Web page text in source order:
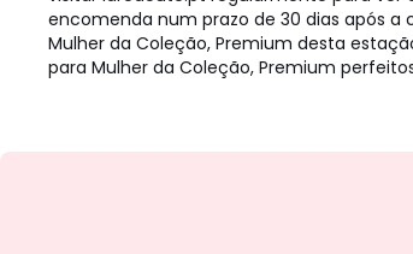
encomenda num prazo de 30 dias após
Mulher da Coleção, Premium desta
para Mulher da Coleção, Premium